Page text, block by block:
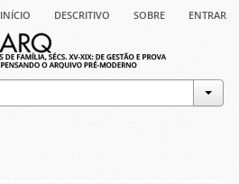
início descritivo sobre entrar